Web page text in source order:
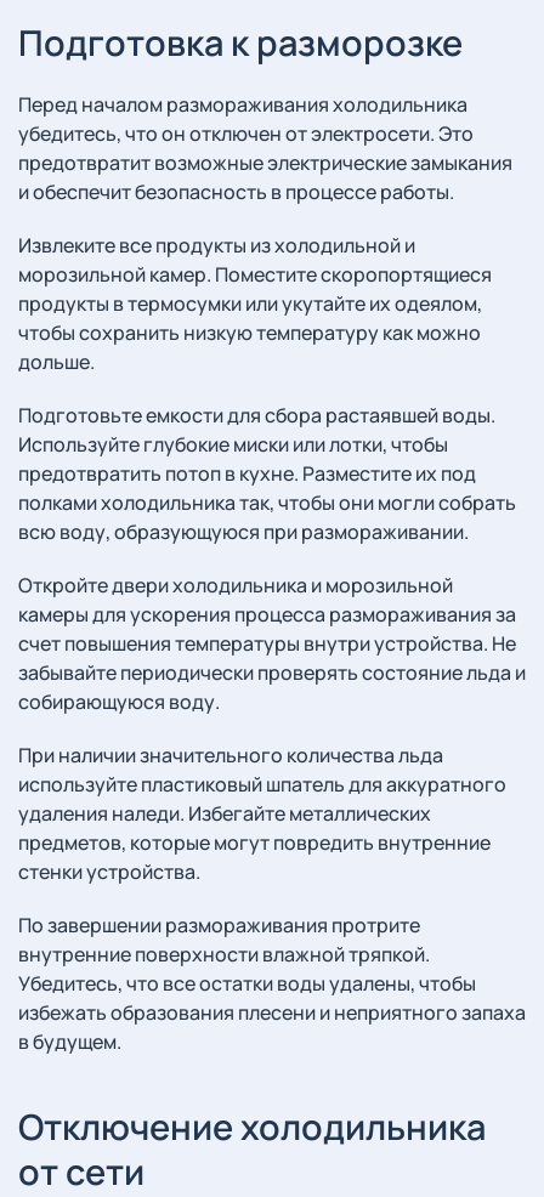
Подготовка к разморозке
Перед началом размораживания холодильника
убедитесь, что он отключен от электросети. Это
предотвратит возможные электрические замыкания
и обеспечит безопасность в процессе работы.
Извлеките все продукты из холодильной и
морозильной камер. Поместите скоропортящиеся
продукты в термосумки или укутайте их одеялом,
чтобы сохранить низкую температуру как можно
дольше.
Подготовьте емкости для сбора растаявшей воды.
Используйте глубокие миски или лотки, чтобы
предотвратить потоп в кухне. Разместите их под
полками холодильника так, чтобы они могли собрать
всю воду, образующуюся при размораживании.
Откройте двери холодильника и морозильной
камеры для ускорения процесса размораживания за
счет повышения температуры внутри устройства. Не
забывайте периодически проверять состояние льда и
собирающуюся воду.
При наличии значительного количества льда
используйте пластиковый шпатель для аккуратного
удаления наледи. Избегайте металлических
предметов, которые могут повредить внутренние
стенки устройства.
По завершении размораживания протрите
внутренние поверхности влажной тряпкой.
Убедитесь, что все остатки воды удалены, чтобы
избежать образования плесени и неприятного запаха
в будущем.
Отключение холодильника
от сети